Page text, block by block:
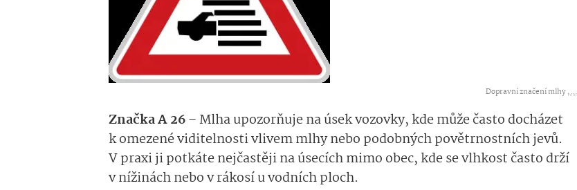
Dopravní značení mlhy ,...
Značka A 26– Mlha upozorňuje na úsek vozovky, kde může často docházet
k omezené viditelnosti vlivem mlhy nebo podobných povětrnostních jevů.
V praxi ji potkáte nejčastěji na úsecích mimo obec, kde se vlhkost často drží
v nížinách nebo v rákosí u vodních ploch.